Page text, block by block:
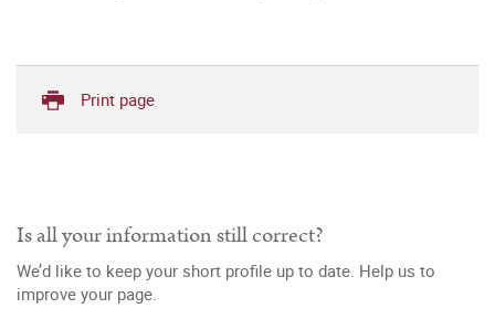
Print page
Is all your information still correct?
We’d like to keep your short profile up to date. Help us to
improve your page.